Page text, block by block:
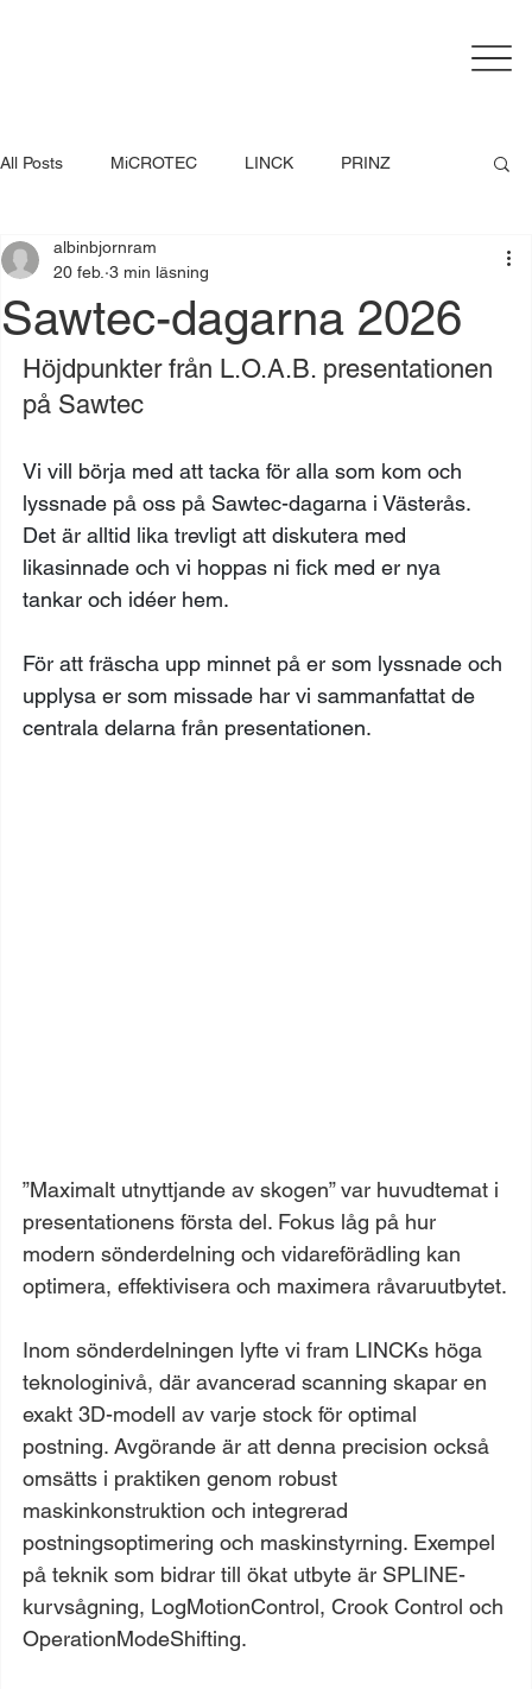
All Posts MiCROTEC LINCK PRINZ
System TM
Sawtec-dagarna 2026
albinbjornram
20 feb. 3 min läsning
Höjdpunkter från L.O.A.B. presentationen
på Sawtec
Vi vill börja med att tacka för alla som kom och
lyssnade på oss på Sawtec-dagarna i Västerås.
Det är alltid lika trevligt att diskutera med
likasinnade och vi hoppas ni fick med er nya
tankar och idéer hem.
För att fräscha upp minnet på er som lyssnade och
upplysa er som missade har vi sammanfattat de
centrala delarna från presentationen.
”Maximalt utnyttjande av skogen” var huvudtemat i
presentationens första del. Fokus låg på hur
modern sönderdelning och vidareförädling kan
optimera, effektivisera och maximera råvaruutbytet.
Inom sönderdelningen lyfte vi fram LINCKs höga
teknologinivå, där avancerad scanning skapar en
exakt 3D-modell av varje stock för optimal
postning. Avgörande är att denna precision också
omsätts i praktiken genom robust
maskinkonstruktion och integrerad
postningsoptimering och maskinstyrning. Exempel
på teknik som bidrar till ökat utbyte är SPLINE-
kurvsågning, LogMotionControl, Crook Control och
OperationModeShifting.